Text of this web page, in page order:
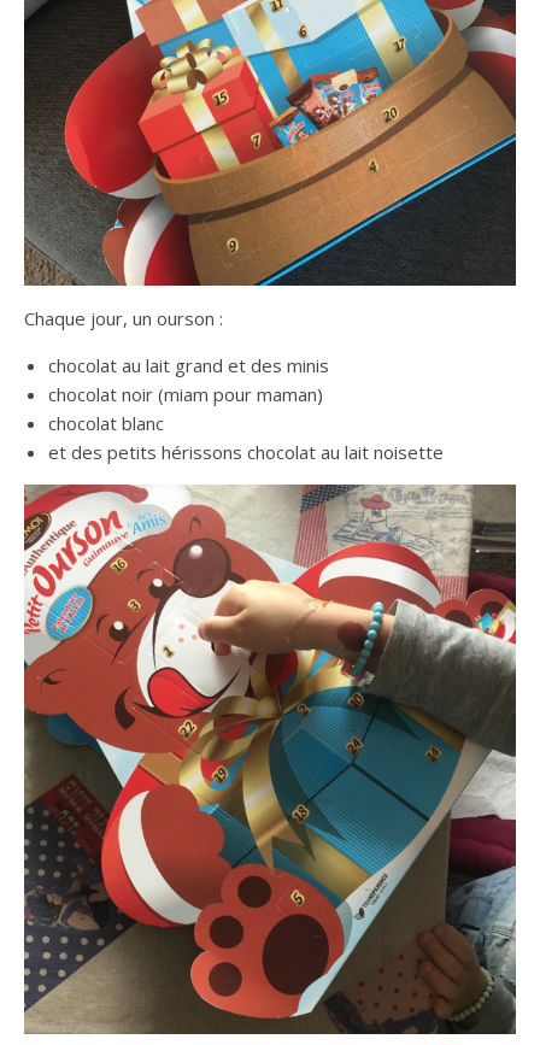
Chaque jour, un ourson :
chocolat au lait grand et des minis
chocolat noir (miam pour maman)
chocolat blanc
et des petits hérissons chocolat au lait noisette